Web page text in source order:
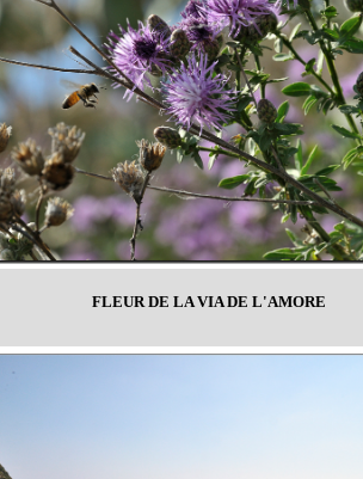
FLEUR DE LA VIA DE L'AMORE